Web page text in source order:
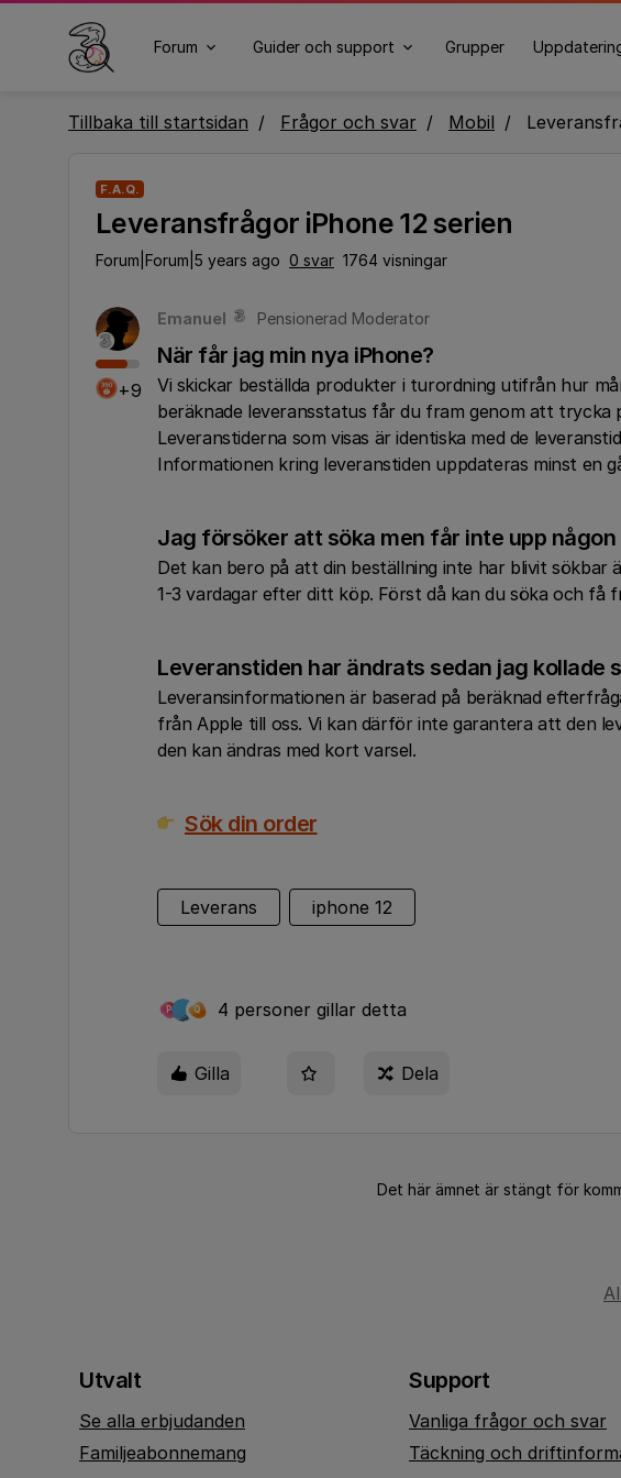
Forum Guider och support Grupper
Tillbaka till startsidan Frågor och svar Mobil
F.A.Q.
Leveransfrågor iPhone 12 serien
Forum|Forum|5 years ago 0 svar 1764 visningar
+9
Emanuel Pensionerad Moderator
När får jag min nya iPhone?
Vi skickar beställda produkter i turordning utifrån hur
beräknade leveransstatus får du fram genom att trycka
Leveranstiderna som visas är identiska med de
Informationen kring leveranstiden uppdateras minst en
Jag försöker att söka men får inte upp
Det kan bero på att din beställning inte har blivit
1-3 vardagar efter ditt köp. Först då kan du söka och få
Leveranstiden har ändrats sedan jag kollade
Leveransinformationen är baserad på beräknad
från Apple till oss. Vi kan därför inte garantera att den
den kan ändras med kort varsel.
Sök din order
Leverans iphone 12
P Q 4 personer gillar detta
Gilla Dela
Det här ämnet är stängt för
Utvalt
Se alla erbjudanden
Familjeabonnemang
Support
Vanliga frågor och svar
Täckning och